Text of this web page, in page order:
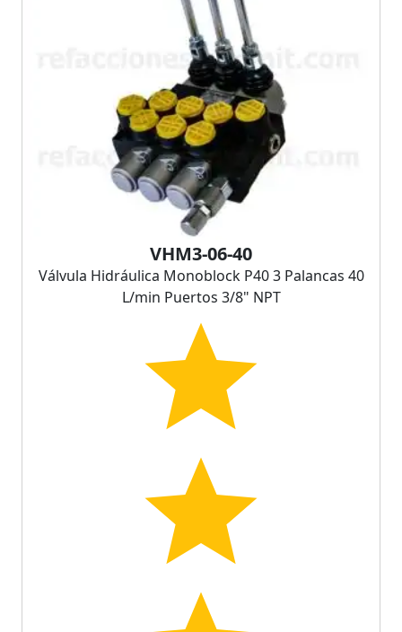
VHM3-06-40
Válvula Hidráulica Monoblock P40 3 Palancas 40
L/min Puertos 3/8" NPT